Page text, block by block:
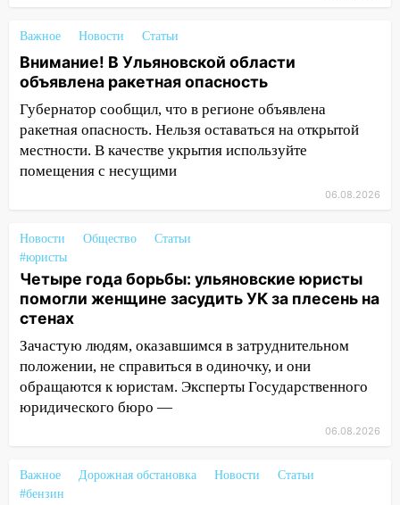
госпитализировали 25-летнего байкера
14:32 На Ульяновскую область
надвигается жара
14:08 Пешеход переходил по «зебре»:
подробности серьезной аварии на
Фруктовой
13:00
припаркованный автомобиль
12:37
Переезжал «зебру» на
велосипеде и попал под колеса
12:18 Вспыхнул изнутри: в
Железнодорожном районе горела дача
11:33 В Засвияжье под колёса авто
В Радищевском районе сгорели
хозяйственные постройки
Важное Новости Статьи
Внимание! В Ульяновской области
объявлена ракетная опасность
Губернатор сообщил, что в регионе объявлена
ракетная опасность. Нельзя оставаться на открытой
местности. В качестве укрытия используйте
помещения с несущими
06.08.2026
Новости Общество
Статьи
#юристы
Четыре года борьбы: ульяновские юристы
помогли женщине засудить УК за плесень на
стенах
Зачастую людям, оказавшимся в затруднительном
положении, не справиться в одиночку, и они
обращаются к юристам. Эксперты Государственного
юридического бюро —
06.08.2026
Важное Дорожная обстановка Новости
Статьи
#бензин